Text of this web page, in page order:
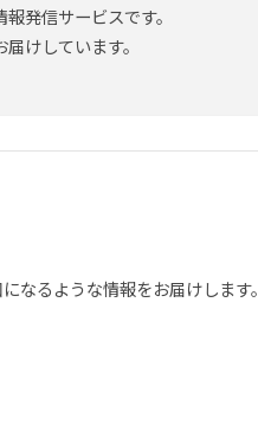
発信サービスです。
けしています。
なるような情報をお届けします。